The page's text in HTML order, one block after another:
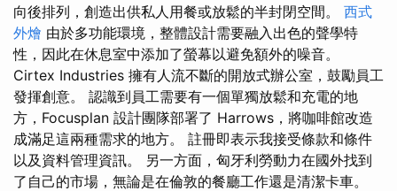
向後排列，創造出供私人用餐或放鬆的半封閉空間。 西式
外燴 由於多功能環境，整體設計需要融入出色的聲學特
性，因此在休息室中添加了螢幕以避免額外的噪音。
Cirtex Industries 擁有人流不斷的開放式辦公室，鼓勵員工
發揮創意。 認識到員工需要有一個單獨放鬆和充電的地
方，Focusplan 設計團隊部署了 Harrows，將咖啡館改造
成滿足這兩種需求的地方。 註冊即表示我接受條款和條件
以及資料管理資訊。 另一方面，匈牙利勞動力在國外找到
了自己的市場，無論是在倫敦的餐廳工作還是清潔卡車。